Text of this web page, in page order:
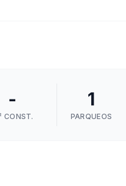
-
CONST.
1
PARQUEOS